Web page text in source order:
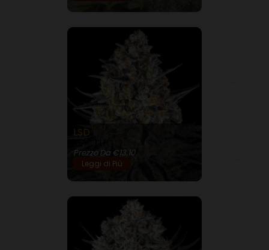
LSD
Prezzo Da €13.10
Leggi di Più